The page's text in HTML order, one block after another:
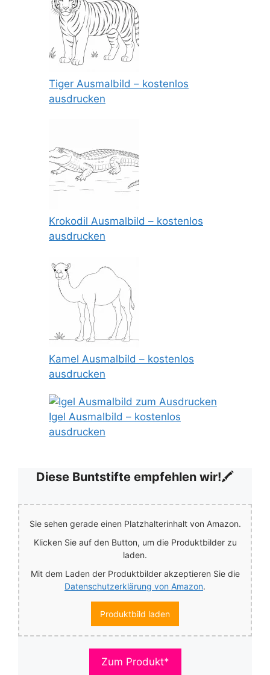
Tiger Ausmalbild – kostenlos
ausdrucken
Krokodil Ausmalbild – kostenlos
ausdrucken
Kamel Ausmalbild – kostenlos
ausdrucken
Igel Ausmalbild – kostenlos
ausdrucken
Diese Buntstifte empfehlen wir!🖍️
Sie sehen gerade einen Platzhalterinhalt von Amazon.
Klicken Sie auf den Button, um die Produktbilder zu
laden.
Mit dem Laden der Produktbilder akzeptieren Sie die
Datenschutzerklärung von Amazon.
Produktbild laden
Zum Produkt*